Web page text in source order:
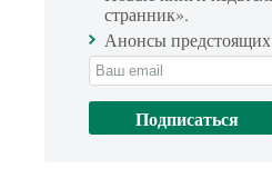
странник».
Анонсы